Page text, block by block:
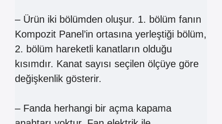
– Ürün iki bölümden oluşur. 1. bölüm fanın
Kompozit Panel’in ortasına yerleştiği bölüm,
2. bölüm hareketli kanatların olduğu
kısımdır. Kanat sayısı seçilen ölçüye göre
değişkenlik gösterir.
– Fanda herhangi bir açma kapama